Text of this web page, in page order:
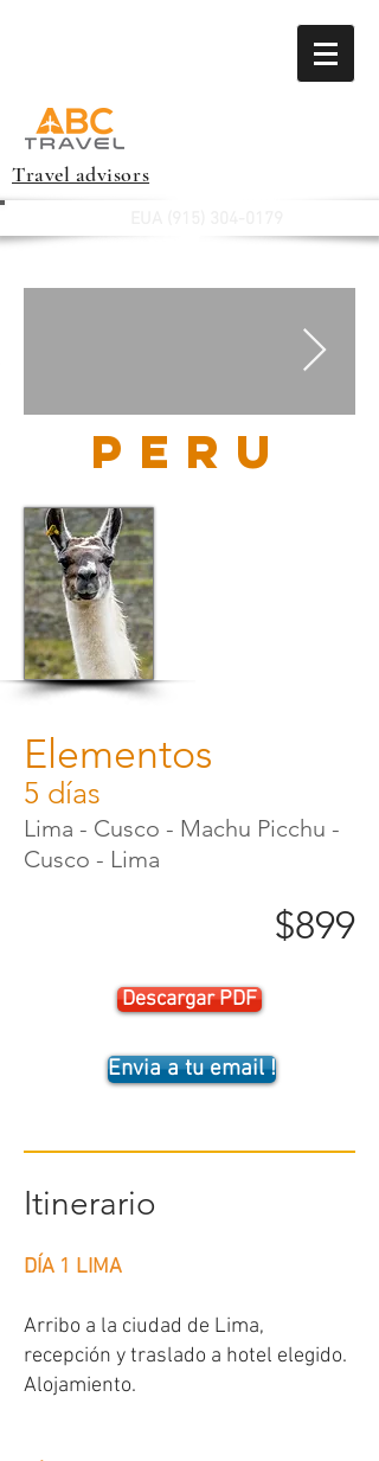
Travel advisors
Peru
Elementos
5 días
Lima - Cusco - Machu Picchu -
Cusco - Lima
$899
Descargar PDF
Envia a tu email !
Itinerario
DÍA 1 LIMA
Arribo a la ciudad de Lima,
recepción y traslado a hotel elegido.
Alojamiento.